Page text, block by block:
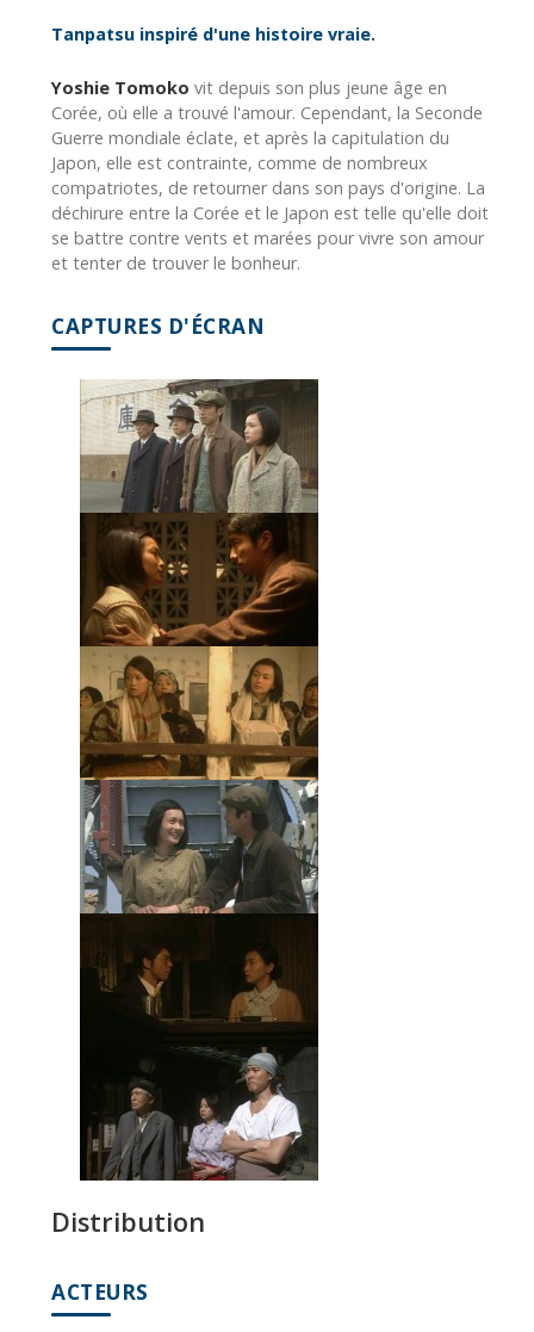
Tanpatsu inspiré d'une histoire vraie.
Yoshie Tomoko vit depuis son plus jeune âge en
Corée, où elle a trouvé l'amour. Cependant, la Seconde
Guerre mondiale éclate, et après la capitulation du
Japon, elle est contrainte, comme de nombreux
compatriotes, de retourner dans son pays d'origine. La
déchirure entre la Corée et le Japon est telle qu'elle doit
se battre contre vents et marées pour vivre son amour
et tenter de trouver le bonheur.
CAPTURES D'ÉCRAN
Distribution
ACTEURS